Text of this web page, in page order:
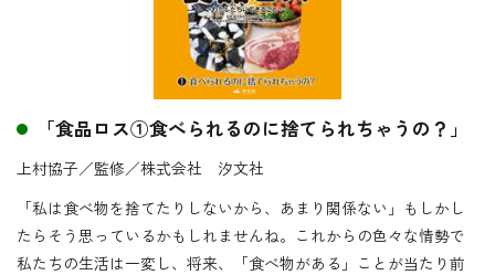
「食品ロス①食べられるのに捨てられちゃうの？」
上村協子／監修／株式会社 汐文社
「私は食べ物を捨てたりしないから、あまり関係ない」もしかし
たらそう思っているかもしれませんね。これからの色々な情勢で
私たちの生活は一変し、将来、「食べ物がある」ことが当たり前